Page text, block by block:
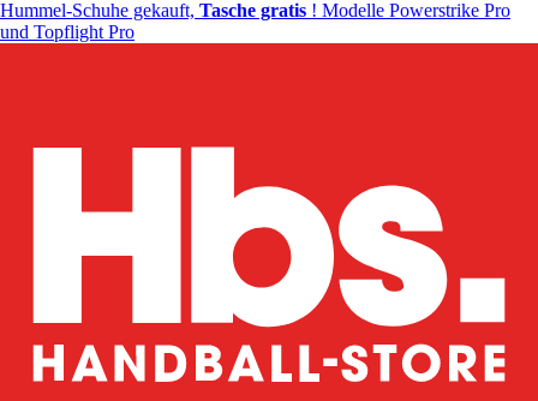
Hummel-Schuhe gekauft, Tasche gratis ! Modelle Powerstrike Pro
und Topflight Pro